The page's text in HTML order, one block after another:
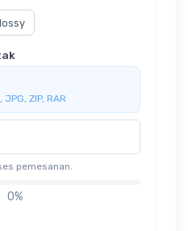
JPG, ZIP, RAR
pemesanan.
0%